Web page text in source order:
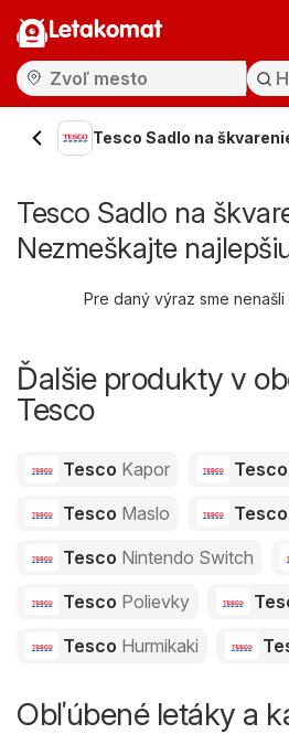
Letakomat
Tesco Sadlo na
Tesco Sadlo na
Nezmeškajte
Pre daný výraz sme
Ďalšie produkty v
Tesco
Tesco Kapor Tesco
Tesco Maslo Tesco
Tesco Nintendo Switch
Tesco Polievky
Tesco Hurmikaki
Obľúbené letáky a